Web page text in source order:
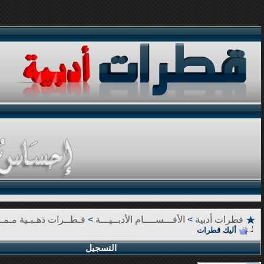
قطرات أدبية > الأقـــســــام الأدبــيـــة > قـطــرات ذهـبـية
أليك قطرات
التسجيل